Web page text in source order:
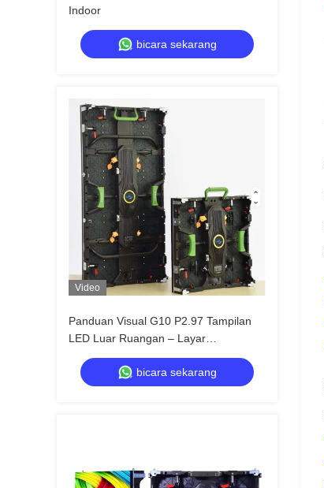
Indoor
bicara sekarang
Video
Panduan Visual G10 P2.97 Tampilan
LED Luar Ruangan – Layar
Penyewaan Kecerahan Tinggi untuk
Acara Luar Ruangan Ekstrim
bicara sekarang